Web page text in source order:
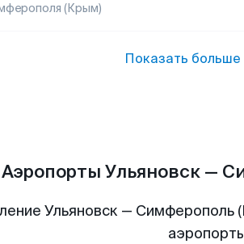
(Крым)
Показать больше
Аэропорты Ульяновск —
Ульяновск —